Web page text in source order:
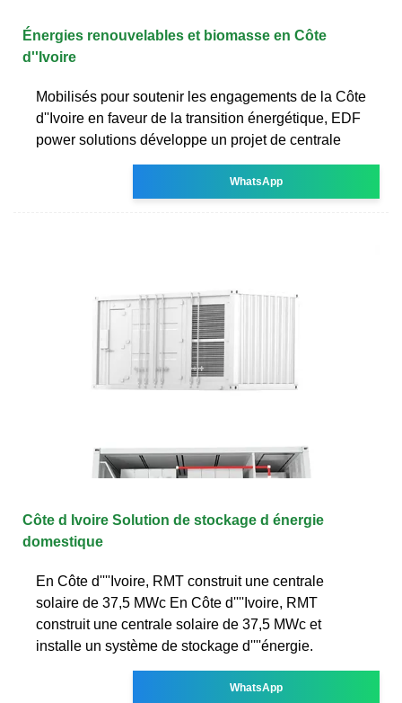
Énergies renouvelables et biomasse en Côte
d''Ivoire
Mobilisés pour soutenir les engagements de la Côte
d''Ivoire en faveur de la transition énergétique, EDF
power solutions développe un projet de centrale
WhatsApp
Côte d Ivoire Solution de stockage d énergie
domestique
En Côte d''''Ivoire, RMT construit une centrale
solaire de 37,5 MWc En Côte d''''Ivoire, RMT
construit une centrale solaire de 37,5 MWc et
installe un système de stockage d''''énergie.
WhatsApp